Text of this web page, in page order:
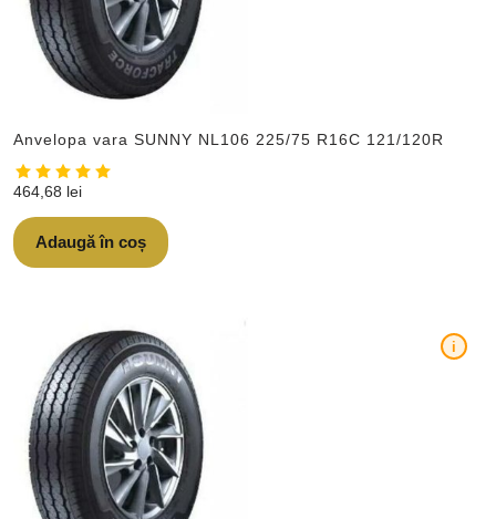
Anvelopa vara SUNNY NL106 225/75 R16C 121/120R
464,68 lei
Adaugă în coș
i